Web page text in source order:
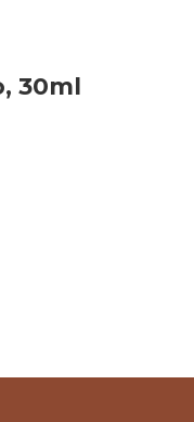
30ml